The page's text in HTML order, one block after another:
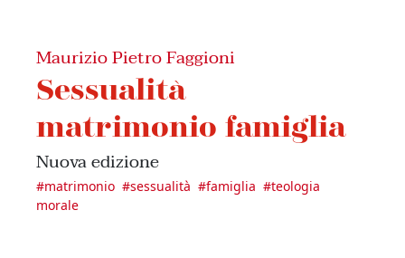
Maurizio Pietro Faggioni
Sessualità
matrimonio famiglia
Nuova edizione
#matrimonio #sessualità #famiglia #teologia
morale